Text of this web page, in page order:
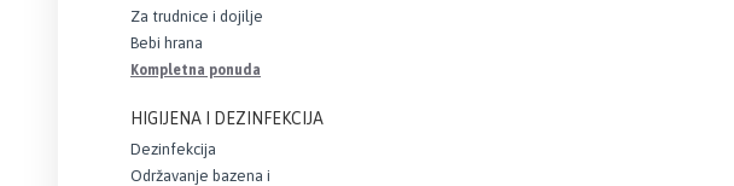
Za trudnice i dojilje
Bebi hrana
Kompletna ponuda
HIGIJENA I DEZINFEKCIJA
Dezinfekcija
Održavanje bazena i